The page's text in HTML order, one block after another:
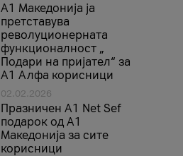
А1 Македонија ја
претставува
револуционерната
функционалност „
Подари на пријател“ за
А1 Алфа корисници
02.02.2026
Празничен A1 Net Sеf
подарок од А1
Македонија за сите
корисници